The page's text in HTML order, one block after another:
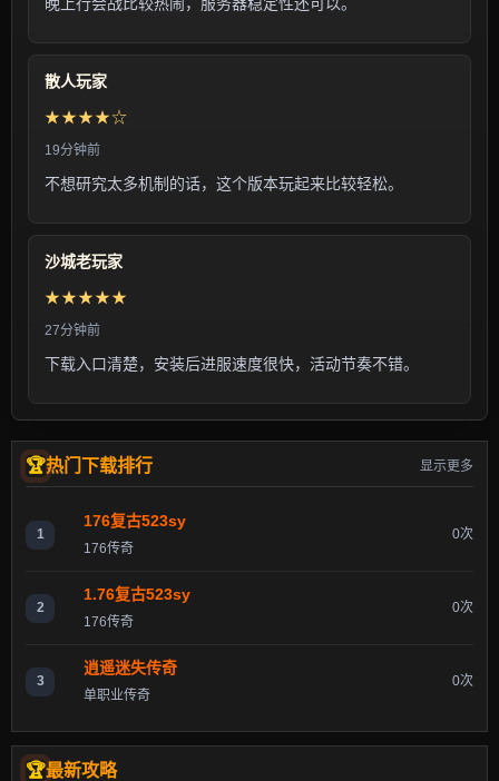
散人玩家
★★★★☆
19分钟前
不想研究太多机制的话，这个版本玩起来比较轻松。
沙城老玩家
★★★★★
27分钟前
下载入口清楚，安装后进服速度很快，活动节奏不错。
热门下载排行 显示更多
1
176复古523sy
176传奇
0次
2
1.76复古523sy
176传奇
0次
3
逍遥迷失传奇
单职业传奇
0次
最新攻略